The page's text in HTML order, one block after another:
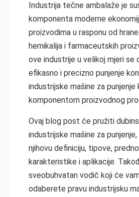
Industrija tečne ambalaže je
komponenta moderne
proizvodima u rasponu od
hemikalija i farmaceutskih
ove industrije u velikoj mjeri se
efikasno i precizno punjenje
industrijske mašine za punjenje
komponentom proizvodnog
Ovaj blog post će pružiti
industrijske mašine za
njihovu definiciju, tipove,
karakteristike i aplikacije.
sveobuhvatan vodič koji će
odaberete pravu industrijsku